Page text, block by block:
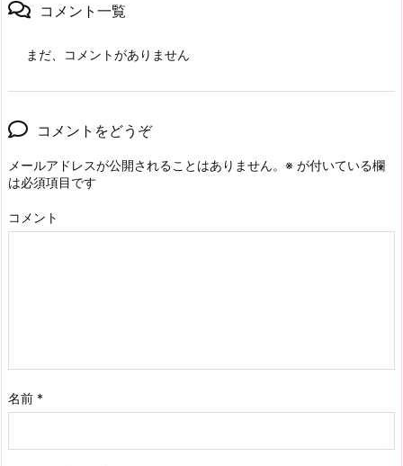
コメント一覧
まだ、コメントがありません
コメントをどうぞ
メールアドレスが公開されることはありません。 ※ が付いている欄
は必須項目です
コメント
名前 *